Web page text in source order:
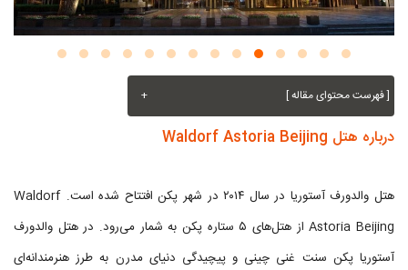
[ فهرست محتوای مقاله ] +
درباره هتل Waldorf Astoria Beijing
هتل والدورف آستوریا در سال ۲۰۱۴ در شهر پکن افتتاح شده است. Waldorf
Astoria Beijing از هتل‌های ۵ ستاره پکن به شمار می‌رود. در هتل والدورف
آستوریا پکن سنت غنی چینی و پیچیدگی دنیای مدرن به طرز هنرمندانه‌ای